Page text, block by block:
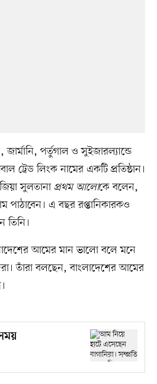
পর্তুগাল ও সুইজারল্যান্ডে
ট্রেড লিংক নামের একটি প্রতিষ্ঠান।
সুলতানা প্রথম আলোকে বলেন,
এ বছর রপ্তানিকারকও
তিনি।
আমের মান ভালো বলে মনে
তাঁরা বলছেন, বাংলাদেশের আমের